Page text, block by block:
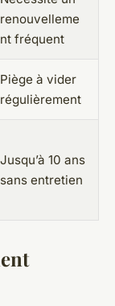
renouvelleme
nt fréquent
Piège à vider
régulièrement
Jusqu’à 10 ans
sans entretien